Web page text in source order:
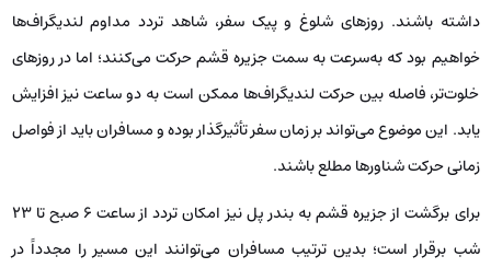
داشته باشند. روزهای شلوغ و پیک سفر، شاهد تردد مداوم لندیگراف‌ها
خواهیم بود که به‌سرعت به سمت جزیره قشم حرکت می‌کنند؛ اما در روزهای
خلوت‌تر، فاصله بین حرکت لندیگراف‌ها ممکن است به دو ساعت نیز افزایش
یابد. این موضوع می‌تواند بر زمان سفر تأثیرگذار بوده و مسافران باید از فواصل
زمانی حرکت شناورها مطلع باشند.
برای برگشت از جزیره قشم به بندر پل نیز امکان تردد از ساعت ۶ صبح تا ۲۳
شب برقرار است؛ بدین ترتیب مسافران می‌توانند این مسیر را مجدداً در